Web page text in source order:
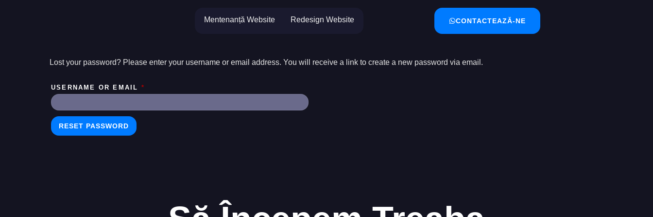
Mentenanță Website Redesign Website CONTACTEAZĂ-NE
Lost Password
Lost your password? Please enter your username or email address. You will receive a link to create a new password via email.
USERNAME OR EMAIL *
RESET PASSWORD